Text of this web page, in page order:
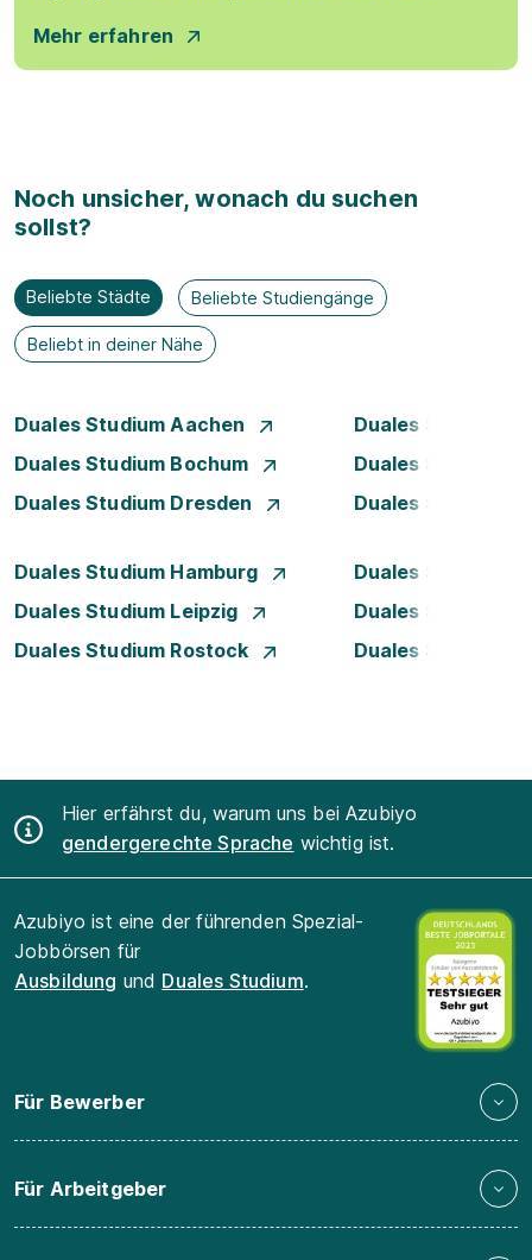
Mehr erfahren
Noch unsicher, wonach du suchen
sollst?
Beliebte Städte Beliebte Studiengänge
Beliebt in deiner Nähe
Duales Studium Aachen
Duales Studium
Duales Studium Bochum
Duales Studium
Duales Studium Dresden
Duales Studium
Duales Studium Hamburg
Duales Studium
Duales Studium Leipzig
Duales Studium
Duales Studium Rostock
Duales Studium
Hier erfährst du, warum uns bei Azubiyo
gendergerechte Sprache wichtig ist.
Azubiyo ist eine der führenden Spezial-
Jobbörsen für
Ausbildung und Duales Studium.
Für Bewerber
Für Arbeitgeber